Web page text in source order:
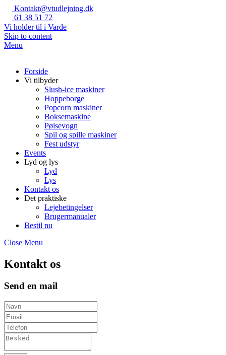
Kontakt@vtudlejning.dk
61 38 51 72
Vi holder til i Varde
Skip to content
Menu
Forside
Vi tilbyder
Slush-ice maskiner
Hoppeborge
Popcorn maskiner
Boksemaskine
Pølsevogn
Spil og spille maskiner
Fest udstyr
Events
Lyd og lys
Lyd
Lys
Kontakt os
Det praktiske
Lejebetingelser
Brugermanualer
Bestil nu
Close Menu
Kontakt os
Send en mail